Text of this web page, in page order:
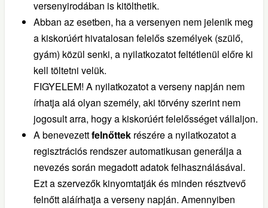
versenyirodában is kitölthetik.
Abban az esetben, ha a versenyen nem jelenik meg
a kiskorúért hivatalosan felelős személyek (szülő,
gyám) közül senki, a nyilatkozatot feltétlenül előre ki
kell töltetni velük.
FIGYELEM! A nyilatkozatot a verseny napján nem
írhatja alá olyan személy, aki törvény szerint nem
jogosult arra, hogy a kiskorúért felelősséget vállaljon.
A benevezettfelnőttek részére a nyilatkozatot a
regisztrációs rendszer automatikusan generálja a
nevezés során megadott adatok felhasználásával.
Ezt a szervezők kinyomtatják és minden résztvevő
felnőtt aláírhatja a verseny napján. Amennyiben